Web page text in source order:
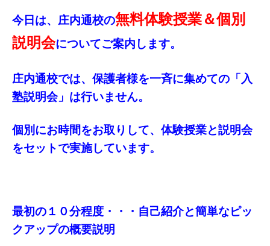
今日は、庄内通校の無料体験授業＆個別
説明会についてご案内します。
庄内通校では、保護者様を一斉に集めての「入
塾説明会」は行いません。
個別にお時間をお取りして、体験授業と説明会
をセットで実施しています。
最初の１０分程度・・・自己紹介と簡単なピッ
クアップの概要説明